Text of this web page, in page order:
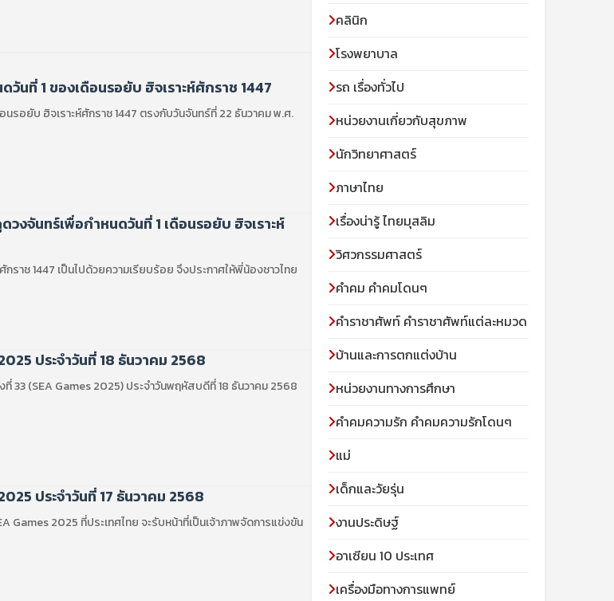
วันที่ 1 ของเดือนรอยับ ฮิจเราะห์ศักราช 1447
นรอยับ ฮิจเราะห์ศักราช 1447 ตรงกับวันจันทร์ที่ 22 ธันวาคม พ.ศ.
วงจันทร์เพื่อกำหนดวันที่ 1 เดือนรอยับ ฮิจเราะห์
กราช 1447 เป็นไปด้วยความเรียบร้อย จึงประกาศให้พี่น้องชาวไทย
ประจำวันที่ 18 ธันวาคม 2568
33 (SEA Games 2025) ประจำวันพฤหัสบดีที่ 18 ธันวาคม 2568
ประจำวันที่ 17 ธันวาคม 2568
Games 2025 ที่ประเทศไทย จะรับหน้าที่เป็นเจ้าภาพจัดการแข่งขัน
คลินิก
โรงพยาบาล
รถ เรื่องทั่วไป
หน่วยงานเกี่ยวกับสุขภาพ
นักวิทยาศาสตร์
ภาษาไทย
เรื่องน่ารู้ ไทยมุสลิม
วิศวกรรมศาสตร์
คำคม คำคมโดนๆ
คำราชาศัพท์ คำราชาศัพท์แต่ละหมวด
บ้านและการตกแต่งบ้าน
หน่วยงานทางการศึกษา
คำคมความรัก คำคมความรักโดนๆ
แม่
เด็กและวัยรุ่น
งานประดิษฐ์
อาเซียน 10 ประเทศ
เครื่องมือทางการแพทย์